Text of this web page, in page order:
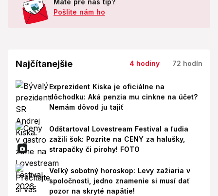
Máte pre nás tip?
Pošlite nám ho
Najčítanejšie 4 hodiny 72 hodín
Exprezident Kiska je oficiálne na
dôchodku: Aká penzia mu cinkne na účet?
Nemám dôvod ju tajiť
Odštartoval Lovestream Festival a ľudia
zažili šok: Pozrite na CENY za halušky,
strapačky či pirohy! FOTO
Veľký sobotný horoskop: Levy zažiaria v
spoločnosti, jedno znamenie si musí dať
pozor na skryté napätie!